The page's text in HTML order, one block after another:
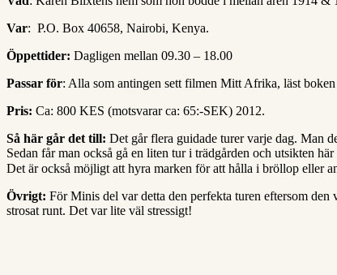
Var: P.O. Box 40658, Nairobi, Kenya.
Öppettider: Dagligen mellan 09.30 – 18.00
Passar för: Alla som antingen sett filmen Mitt Afrika, läst
Pris: Ca: 800 KES (motsvarar ca: 65:-SEK) 2012.
Så här går det till: Det går flera guidade turer varje dag. Man
Sedan får man också gå en liten tur i trädgården och utsikten
Det är också möjligt att hyra marken för att hålla i bröllop eller
Övrigt: För Minis del var detta den perfekta turen eftersom
strosat runt. Det var lite väl stressigt!